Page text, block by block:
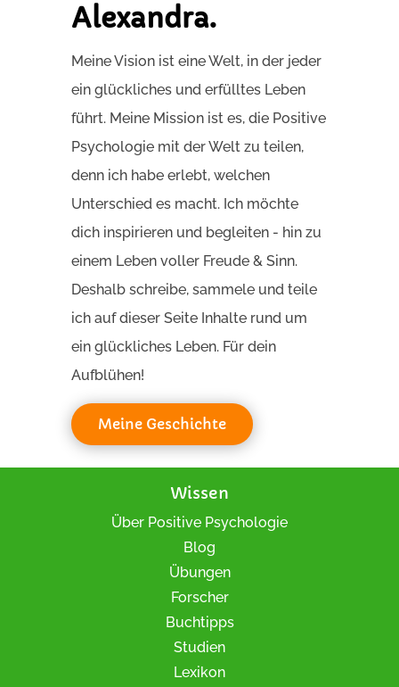
Alexandra.
Meine Vision ist eine Welt, in der jeder
ein glückliches und erfülltes Leben
führt. Meine Mission ist es, die Positive
Psychologie mit der Welt zu teilen,
denn ich habe erlebt, welchen
Unterschied es macht. Ich möchte
dich inspirieren und begleiten - hin zu
einem Leben voller Freude & Sinn.
Deshalb schreibe, sammele und teile
ich auf dieser Seite Inhalte rund um
ein glückliches Leben. Für dein
Aufblühen!
Meine Geschichte
Wissen
Über Positive Psychologie
Blog
Übungen
Forscher
Buchtipps
Studien
Lexikon